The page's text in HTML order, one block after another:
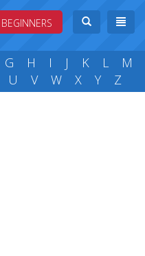
BEGINNERS
G H I J K L
M
U V W X Y Z